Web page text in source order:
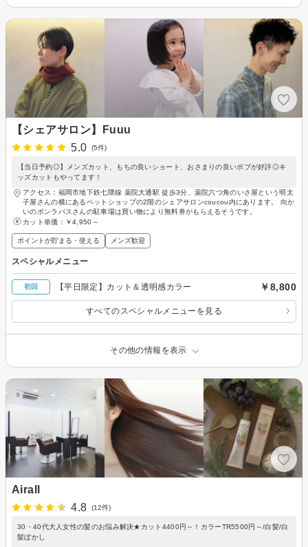
【シェアサロン】Fuuu
5.0
(5件)
【当日予約◎】メンズカット、もちの良いショート、おさまりの良いボブが好評◎キ
ッズカットもやってます！
アクセス：福岡市地下鉄七隈線 薬院大通駅 徒歩3分、薬院六つ角のいさ屋という明太
子屋さんの横にあるペットショップの2階のシェアサロンcoucou内にあります。 向か
いのボンラパスさんの駐車場は買い物により無料券がもらえるそうです。
カット単価： ￥4,950～
ポイントが貯まる・使える メンズ歓迎
スペシャルメニュー
初回 【平日限定】カット＆透明感カラー ￥8,800
すべてのスペシャルメニューを見る
その他の情報を表示
Airall
4.8
(12件)
30・40代大人女性の髪のお悩み解決★カット4400円～！カラーTR5500円～/白髪/白
髪ぼかし